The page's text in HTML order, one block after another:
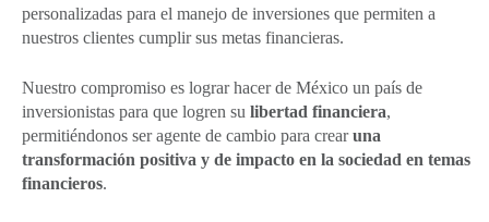
personalizadas para el manejo de inversiones que permiten a
nuestros clientes cumplir sus metas financieras.
Nuestro compromiso es lograr hacer de México un país de
inversionistas para que logren su libertad financiera,
permitiéndonos ser agente de cambio para crearuna
transformación positiva y de impacto en la sociedad en temas
financieros.